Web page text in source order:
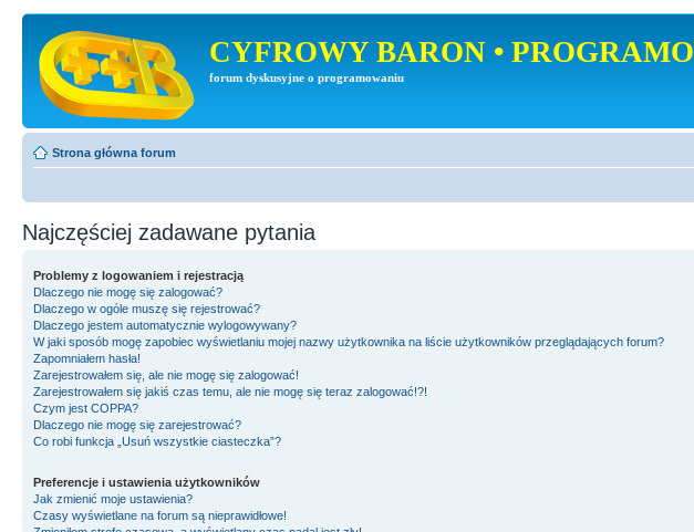
CYFROWY BARON •
forum dyskusyjne o programowaniu
Strona główna forum
Najczęściej zadawane pytania
Problemy z logowaniem i rejestracją
Dlaczego nie mogę się zalogować?
Dlaczego w ogóle muszę się rejestrować?
Dlaczego jestem automatycznie wylogowywany?
W jaki sposób mogę zapobiec wyświetlaniu mojej nazwy użytkownika na liście użytkowników przeglądających forum?
Zapomniałem hasła!
Zarejestrowałem się, ale nie mogę się zalogować!
Zarejestrowałem się jakiś czas temu, ale nie mogę się teraz zalogować!?!
Czym jest COPPA?
Dlaczego nie mogę się zarejestrować?
Co robi funkcja „Usuń wszystkie ciasteczka”?
Preferencje i ustawienia użytkowników
Jak zmienić moje ustawienia?
Czasy wyświetlane na forum są nieprawidłowe!